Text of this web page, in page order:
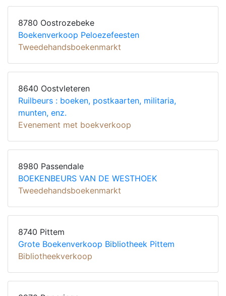
8780 Oostrozebeke
Boekenverkoop Peloezefeesten
Tweedehandsboekenmarkt
8640 Oostvleteren
Ruilbeurs : boeken, postkaarten, militaria,
munten, enz.
Evenement met boekverkoop
8980 Passendale
BOEKENBEURS VAN DE WESTHOEK
Tweedehandsboekenmarkt
8740 Pittem
Grote Boekenverkoop Bibliotheek Pittem
Bibliotheekverkoop